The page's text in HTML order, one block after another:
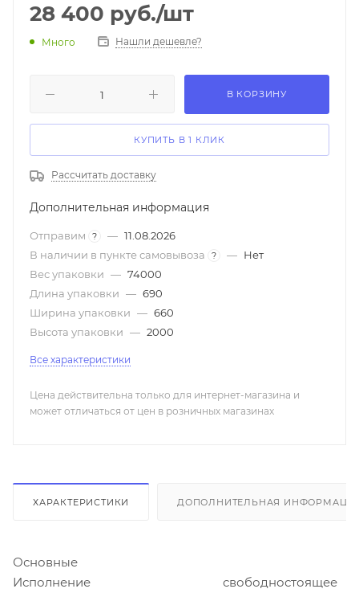
28 400 руб./шт
Много Нашли дешевле?
В КОРЗИНУ
КУПИТЬ В 1 КЛИК
Рассчитать доставку
Дополнительная информация
Отправим ? — 11.08.2026
В наличии в пункте самовывоза
? — Нет
Вес упаковки — 74000
Длина упаковки — 690
Ширина упаковки — 660
Высота упаковки — 2000
Все характеристики
Цена действительна только для интернет-магазина и
может отличаться от цен в розничных магазинах
ХАРАКТЕРИСТИКИ ДОПОЛНИТЕЛЬНАЯ
Основные
Исполнение
свободностоящее